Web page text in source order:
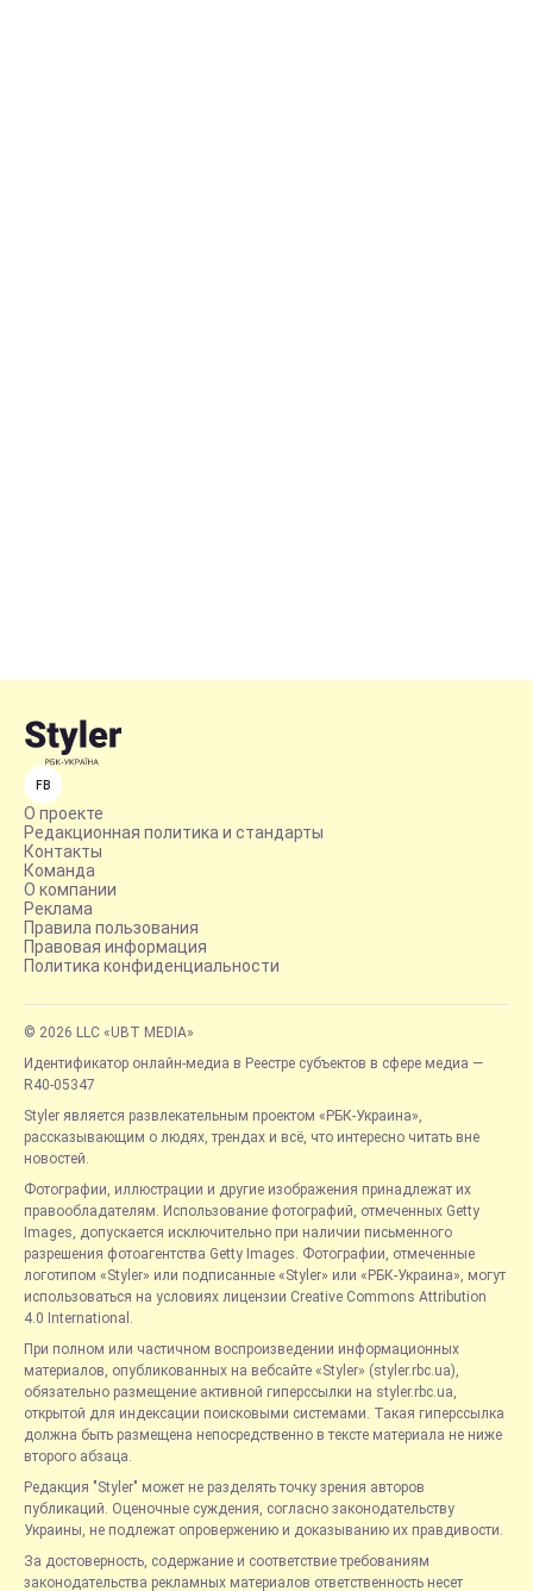
FB
О проекте
Редакционная политика и стандарты
Контакты
Команда
О компании
Реклама
Правила пользования
Правовая информация
Политика конфиденциальности
© 2026 LLC «UBT MEDIA»
Идентификатор онлайн-медиа в Реестре субъектов в сфере медиа —
R40-05347
Styler является развлекательным проектом «РБК-Украина»,
рассказывающим о людях, трендах и всё, что интересно читать вне
новостей.
Фотографии, иллюстрации и другие изображения принадлежат их
правообладателям. Использование фотографий, отмеченных Getty
Images, допускается исключительно при наличии письменного
разрешения фотоагентства Getty Images. Фотографии, отмеченные
логотипом «Styler» или подписанные «Styler» или «РБК-Украина», могут
использоваться на условиях лицензии Creative Commons Attribution
4.0 International.
При полном или частичном воспроизведении информационных
материалов, опубликованных на вебсайте «Styler» (styler.rbc.ua),
обязательно размещение активной гиперссылки на styler.rbc.ua,
открытой для индексации поисковыми системами. Такая гиперссылка
должна быть размещена непосредственно в тексте материала не ниже
второго абзаца.
Редакция "Styler" может не разделять точку зрения авторов
публикаций. Оценочные суждения, согласно законодательству
Украины, не подлежат опровержению и доказыванию их правдивости.
За достоверность, содержание и соответствие требованиям
законодательства рекламных материалов ответственность несет